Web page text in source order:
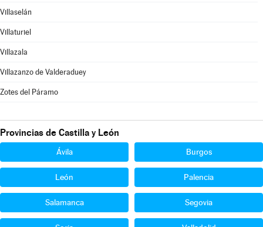
Villaselán
Villaturiel
Villazala
Villazanzo de Valderaduey
Zotes del Páramo
Provincias de Castilla y León
Ávila Burgos
León Palencia
Salamanca Segovia